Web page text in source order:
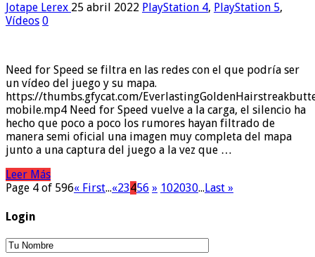
Jotape Lerex 25 abril 2022 PlayStation 4, PlayStation 5,
Vídeos 0
Need for Speed se filtra en las redes con el que podría ser
un vídeo del juego y su mapa.
https://thumbs.gfycat.com/
mobile.mp4 Need for Speed vuelve a la carga, el silencio ha
hecho que poco a poco los rumores hayan filtrado de
manera semi oficial una imagen muy completa del mapa
junto a una captura del juego a la vez que …
Leer Más
Page 4 of 596« First...«23456 » 102030... Last »
Login